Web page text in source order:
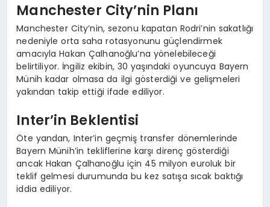
Manchester City’nin Planı
Manchester City’nin, sezonu kapatan Rodri’nin sakatlığı
nedeniyle orta saha rotasyonunu güçlendirmek
amacıyla Hakan Çalhanoğlu’na yönelebileceği
belirtiliyor. İngiliz ekibin, 30 yaşındaki oyuncuya Bayern
Münih kadar olmasa da ilgi gösterdiği ve gelişmeleri
yakından takip ettiği ifade ediliyor.
Inter’in Beklentisi
Öte yandan, Inter’in geçmiş transfer dönemlerinde
Bayern Münih’in tekliflerine karşı direnç gösterdiği
ancak Hakan Çalhanoğlu için 45 milyon euroluk bir
teklif gelmesi durumunda bu kez satışa sıcak baktığı
iddia ediliyor.